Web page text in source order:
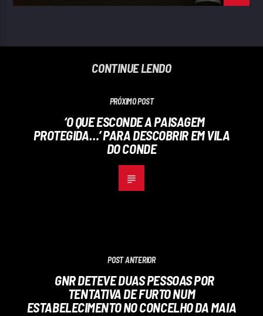
CONTINUE LENDO
PRÓXIMO POST
‘O QUE ESCONDE A PAISAGEM
PROTEGIDA…’ PARA DESCOBRIR EM VILA
DO CONDE
POST ANTERIOR
GNR DETEVE DUAS PESSOAS POR
TENTATIVA DE FURTO NUM
ESTABELECIMENTO NO CONCELHO DA MAIA